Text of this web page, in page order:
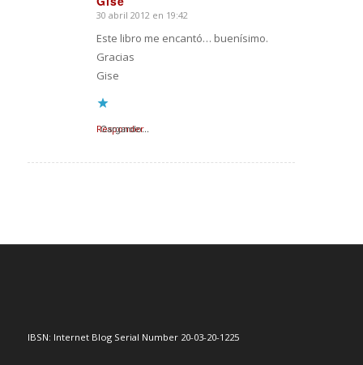
Dice:
30 abril 2012 en 19:42
Este libro me encantó… buenísimo.
Gracias
Gise
Cargando...
Responder
IBSN: Internet Blog Serial Number 20-03-20-1225